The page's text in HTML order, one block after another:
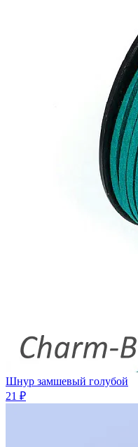
Шнур замшевый голубой
21 ₽